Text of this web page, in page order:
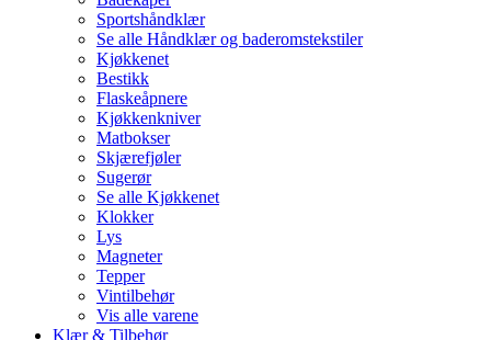
Sportshåndklær
Se alle Håndklær og baderomstekstiler
Kjøkkenet
Bestikk
Flaskeåpnere
Kjøkkenkniver
Matbokser
Skjærefjøler
Sugerør
Se alle Kjøkkenet
Klokker
Lys
Magneter
Tepper
Vintilbehør
Vis alle varene
Klær & Tilbehør